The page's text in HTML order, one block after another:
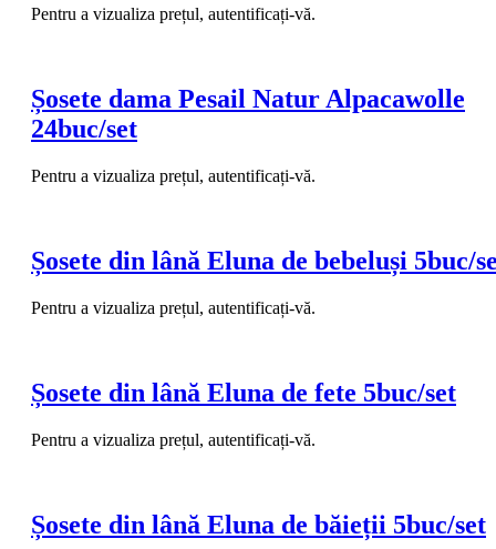
Pentru a vizualiza prețul, autentificați-vă.
Șosete dama Pesail Natur Alpacawolle
24buc/set
Pentru a vizualiza prețul, autentificați-vă.
Șosete din lână Eluna de bebeluși 5buc/
Pentru a vizualiza prețul, autentificați-vă.
Șosete din lână Eluna de fete 5buc/set
Pentru a vizualiza prețul, autentificați-vă.
Șosete din lână Eluna de băieții 5buc/set